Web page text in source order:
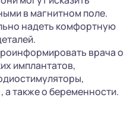
в магнитном поле.
надеть комфортную
врача о
имплантатов,
а также о беременности.